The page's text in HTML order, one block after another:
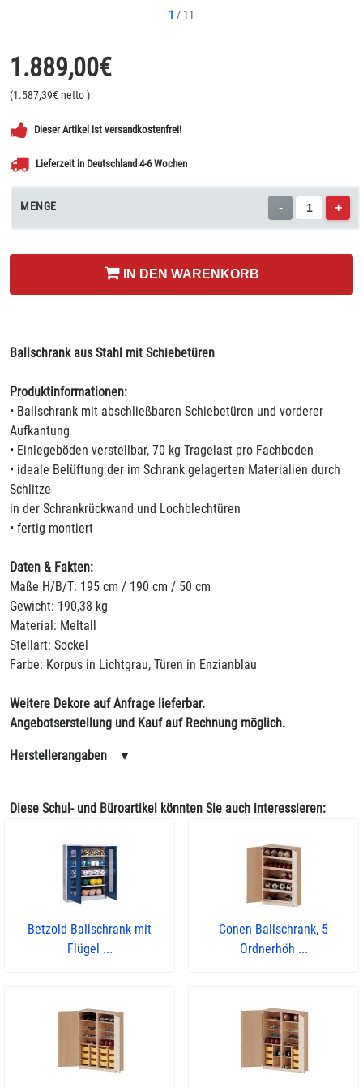
1 / 11
1.889,00€
(1.587,39€ netto)
Dieser Artikel ist versandkostenfrei!
Lieferzeit in Deutschland 4-6 Wochen
MENGE - +
IN DEN WARENKORB
Ballschrank aus Stahl mit Schiebetüren
Produktinformationen:
• Ballschrank mit abschließbaren Schiebetüren und vorderer
Aufkantung
• Einlegeböden verstellbar, 70 kg Tragelast pro Fachboden
• ideale Belüftung der im Schrank gelagerten Materialien durch
Schlitze
in der Schrankrückwand und Lochblechtüren
• fertig montiert
Daten & Fakten:
Maße H/B/T: 195 cm / 190 cm / 50 cm
Gewicht: 190,38 kg
Material: Meltall
Stellart: Sockel
Farbe: Korpus in Lichtgrau, Türen in Enzianblau
Weitere Dekore auf Anfrage lieferbar.
Angebotserstellung und Kauf auf Rechnung möglich.
Herstellerangaben ▼
Diese Schul- und Büroartikel könnten Sie auch interessieren:
Betzold Ballschrank mit
Flügel ...
Conen Ballschrank, 5
Ordnerhöh ...